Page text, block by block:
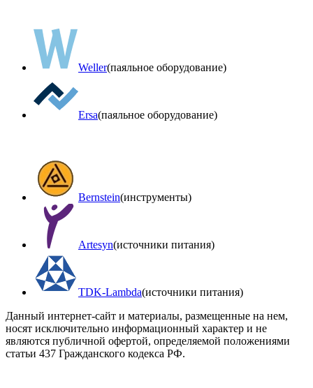
Weller(паяльное оборудование)
Ersa(паяльное оборудование)
Bernstein(инструменты)
Artesyn(источники питания)
TDK-Lambda(источники питания)
Данный интернет-сайт и материалы, размещенные на нем,
носят исключительно информационный характер и не
являются публичной офертой, определяемой положениями
статьи 437 Гражданского кодекса РФ.